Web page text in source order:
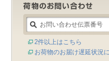
2件以上はこちら
お荷物のお届け遅延状況